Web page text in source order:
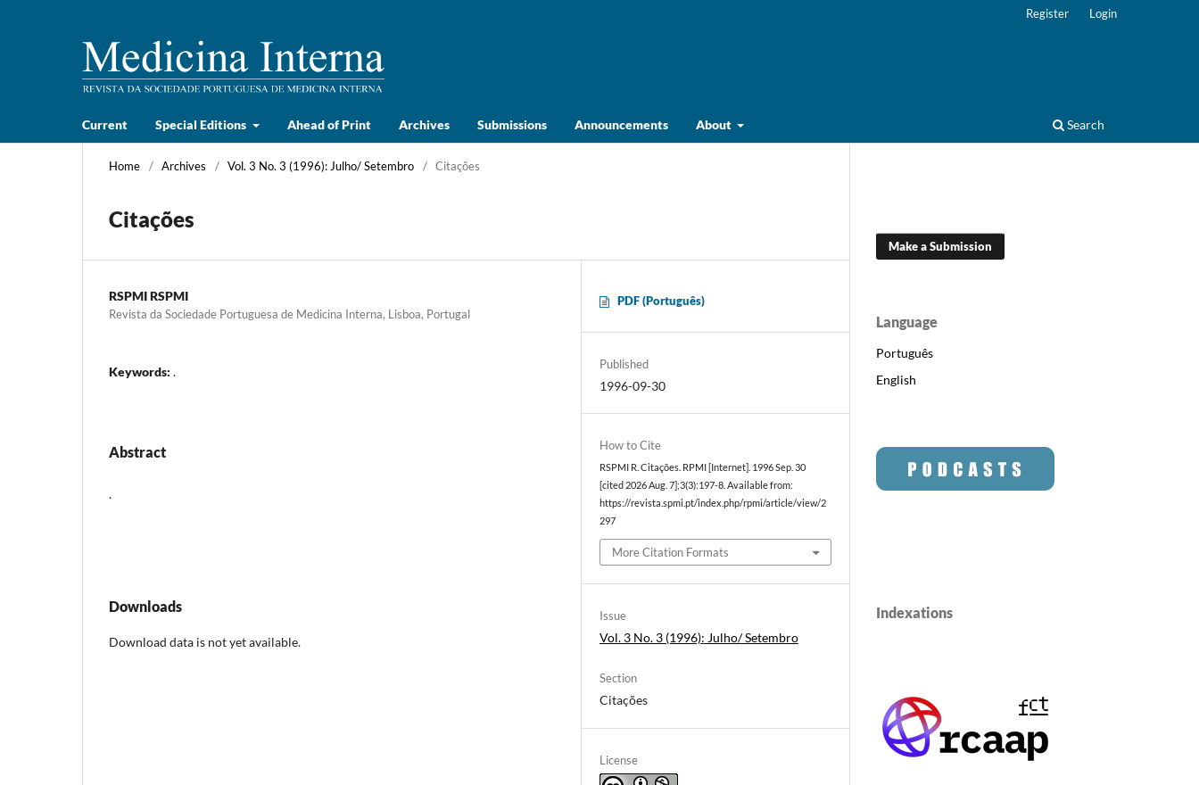
Current Special Editions Ahead of Print Archives Submissions Announcements About Search
Register Login
Home / Archives / Vol. 3 No. 3 (1996): Julho/ Setembro / Citações
Citações
RSPMI RSPMI
Revista da Sociedade Portuguesa de Medicina Interna, Lisboa, Portugal
Keywords: .
Abstract
.
Downloads
Download data is not yet available.
PDF (Português)
Published
1996-09-30
How to Cite
RSPMI R. Citações. RPMI [Internet]. 1996 Sep. 30
[cited 2026 Aug. 7];3(3):197-8. Available from:
https://revista.spmi.pt/index.php/rpmi/article/view/2
297
More Citation Formats
Issue
Vol. 3 No. 3 (1996): Julho/ Setembro
Section
Citações
License
Make a Submission
Language
Português
English
Indexations